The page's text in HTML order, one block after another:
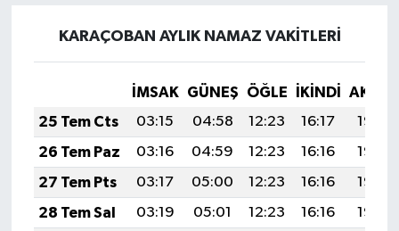
KARAÇOBAN AYLIK NAMAZ VAKITLERI
İMSAK GÜNEŞ ÖĞLE İKINDI
25 Tem Cts
03:15 04:58 12:23 16:17
19:38
26 Tem Paz
03:16 04:59 12:23 16:16
19:37
27 Tem Pts
03:17 05:00 12:23 16:16
19:37
28 Tem Sal
03:19 05:01 12:23 16:16
19:36